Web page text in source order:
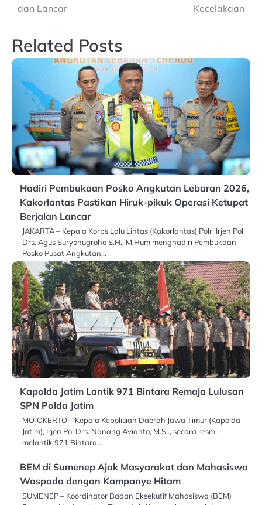
dan Lancar
Kecelakaan
Related Posts
Hadiri Pembukaan Posko Angkutan Lebaran 2026,
Kakorlantas Pastikan Hiruk-pikuk Operasi Ketupat
Berjalan Lancar
JAKARTA – Kepala Korps Lalu Lintas (Kakorlantas) Polri Irjen Pol.
Drs. Agus Suryonugroho S.H., M.Hum menghadiri Pembukaan
Posko Pusat Angkutan…
Kapolda Jatim Lantik 971 Bintara Remaja Lulusan
SPN Polda Jatim
MOJOKERTO – Kepala Kepolisian Daerah Jawa Timur (Kapolda
Jatim), Irjen Pol Drs. Nanang Avianto, M.Si., secara resmi
melantik 971 Bintara…
BEM di Sumenep Ajak Masyarakat dan Mahasiswa
Waspada dengan Kampanye Hitam
SUMENEP – Koordinator Badan Eksekutif Mahasiswa (BEM)